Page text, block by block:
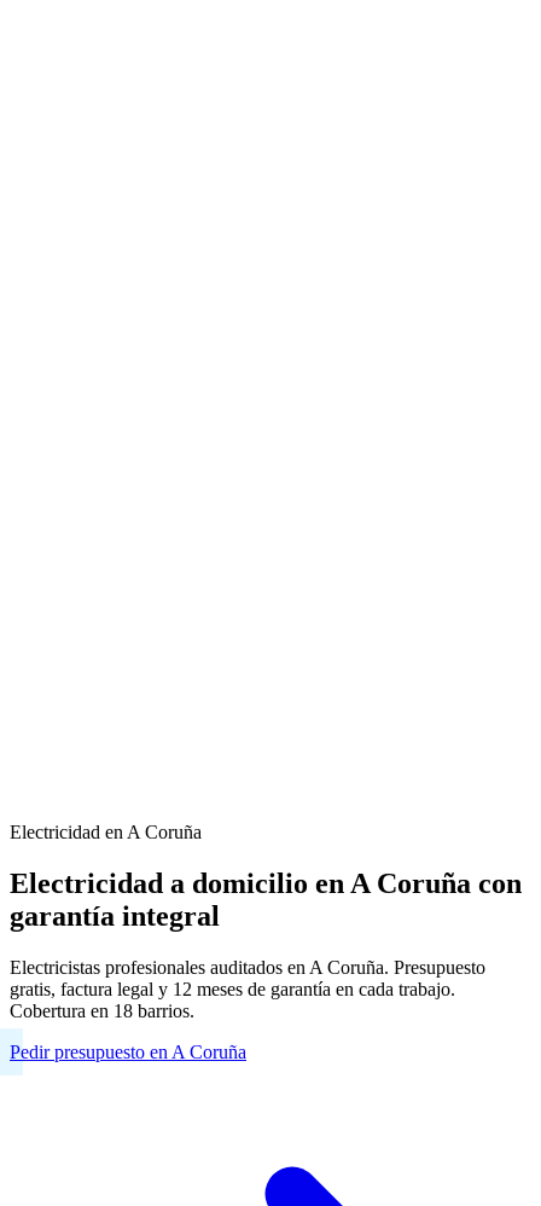
Electricidad en A Coruña
Electricidad a domicilio en A Coruña con
garantía integral
Electricistas profesionales auditados en A Coruña. Presupuesto
gratis, factura legal y 12 meses de garantía en cada trabajo.
Cobertura en 18 barrios.
Pedir presupuesto en A Coruña